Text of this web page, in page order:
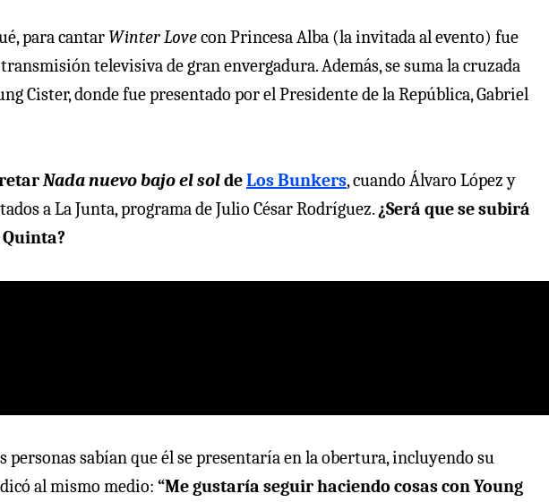
para cantar Winter Lovecon Princesa Alba (la invitada al evento) fue
televisiva de gran envergadura. Además, se suma la cruzada
Cister, donde fue presentado por el Presidente de la República, Gabriel
Nada nuevo bajo el soldeLos Bunkers, cuando Álvaro López y
a La Junta, programa de Julio César Rodríguez. ¿Será que se subirá
personas sabían que él se presentaría en la obertura, incluyendo su
al mismo medio: “Me gustaría seguir haciendo cosas con Young